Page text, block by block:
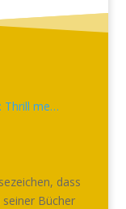
dass
Bücher